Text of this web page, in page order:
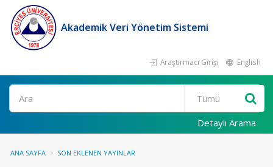
Akademik Veri Yönetim Sistemi
Araştırmacı Girişi English
Ara
Detaylı Arama
ANA SAYFA SON EKLENEN YAYINLAR